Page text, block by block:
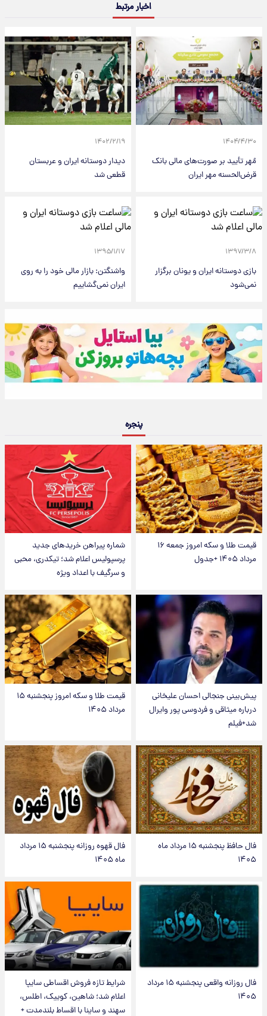
اخبار مرتبط
۱۴۰۴/۴/۳۰
مُهر تأیید بر صورت‌های مالی بانک
قرض‌الحسنه مهر ایران
۱۴۰۲/۲/۱۹
دیدار دوستانه ایران و عربستان
قطعی شد
۱۳۹۷/۳/۸
بازی دوستانه ایران و یونان برگزار
نمی‌شود
۱۳۹۵/۱/۱۷
واشنگتن: بازار مالی‌ خود را به روی
ایران نمی‌گشاییم
پنجره
قیمت طلا و سکه امروز جمعه ۱۶
مرداد ۱۴۰۵ +جدول
شماره پیراهن خریدهای جدید
پرسپولیس اعلام شد؛ تیکدری، محبی
و سرگیف با اعداد ویژه
پیش‌بینی جنجالی احسان علیخانی
درباره میثاقی و فردوسی پور وایرال
شد+فیلم
قیمت طلا و سکه امروز پنجشنبه ۱۵
مرداد ۱۴۰۵
فال حافظ پنجشنبه ۱۵ مرداد ماه
۱۴۰۵
فال قهوه روزانه پنجشنبه ۱۵ مرداد
ماه ۱۴۰۵
فال روزانه واقعی پنجشنبه ۱۵ مرداد
۱۴۰۵
شرایط تازه فروش اقساطی سایپا
اعلام شد؛ شاهین، کوییک، اطلس،
سهند و ساینا با اقساط بلندمدت +